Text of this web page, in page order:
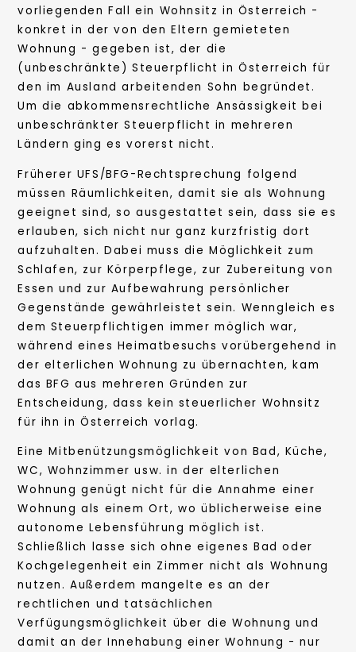
vorliegenden Fall ein Wohnsitz in Österreich -
konkret in der von den Eltern gemieteten
Wohnung - gegeben ist, der die
(unbeschränkte) Steuerpflicht in Österreich für
den im Ausland arbeitenden Sohn begründet.
Um die abkommensrechtliche Ansässigkeit bei
unbeschränkter Steuerpflicht in mehreren
Ländern ging es vorerst nicht.
Früherer UFS/BFG-Rechtsprechung folgend
müssen Räumlichkeiten, damit sie als Wohnung
geeignet sind, so ausgestattet sein, dass sie es
erlauben, sich nicht nur ganz kurzfristig dort
aufzuhalten. Dabei muss die Möglichkeit zum
Schlafen, zur Körperpflege, zur Zubereitung von
Essen und zur Aufbewahrung persönlicher
Gegenstände gewährleistet sein. Wenngleich es
dem Steuerpflichtigen immer möglich war,
während eines Heimatbesuchs vorübergehend in
der elterlichen Wohnung zu übernachten, kam
das BFG aus mehreren Gründen zur
Entscheidung, dass kein steuerlicher Wohnsitz
für ihn in Österreich vorlag.
Eine Mitbenützungsmöglichkeit von Bad, Küche,
WC, Wohnzimmer usw. in der elterlichen
Wohnung genügt nicht für die Annahme einer
Wohnung als einem Ort, wo üblicherweise eine
autonome Lebensführung möglich ist.
Schließlich lasse sich ohne eigenes Bad oder
Kochgelegenheit ein Zimmer nicht als Wohnung
nutzen. Außerdem mangelte es an der
rechtlichen und tatsächlichen
Verfügungsmöglichkeit über die Wohnung und
damit an der Innehabung einer Wohnung - nur